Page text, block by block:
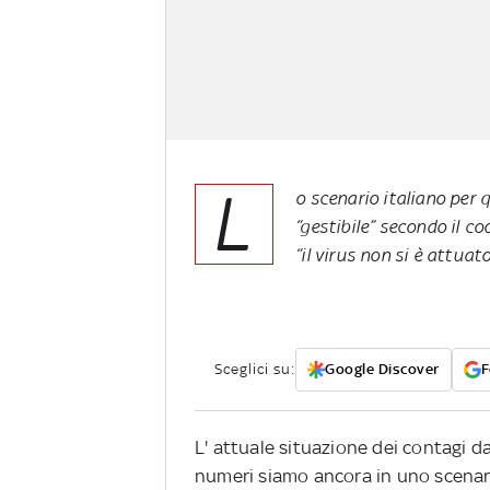
L
o scenario italiano per
“gestibile” secondo il
“il virus non si è
Sceglici su: Google Discover
L' attuale situazione dei contagi
numeri siamo ancora in uno